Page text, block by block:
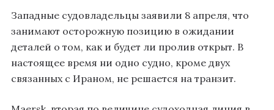
Западные судовладельцы заявили 8 апреля, что
занимают осторожную позицию в ожидании
деталей о том, как и будет ли пролив открыт. В
настоящее время ни одно судно, кроме двух
связанных с Ираном, не решается на транзит.